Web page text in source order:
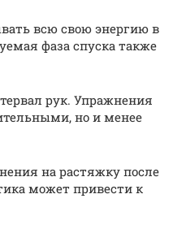
всю свою энергию в
фаза спуска также
рук. Упражнения
но и менее
на растяжку после
может привести к